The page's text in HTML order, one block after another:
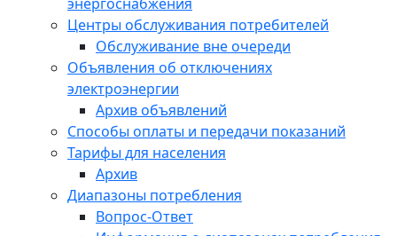
Центры обслуживания потребителей
Обслуживание вне очереди
Объявления об отключениях
электроэнергии
Архив объявлений
Способы оплаты и передачи показаний
Тарифы для населения
Архив
Диапазоны потребления
Вопрос-Ответ